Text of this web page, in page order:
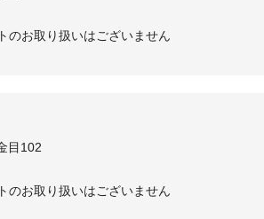
のお取り扱いはございません
目102
のお取り扱いはございません